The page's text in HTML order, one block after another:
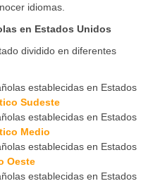
idiomas.
en Estados Unidos
dividido en diferentes
establecidas en Estados
Sudeste
establecidas en Estados
Medio
establecidas en Estados
Oeste
establecidas en Estados